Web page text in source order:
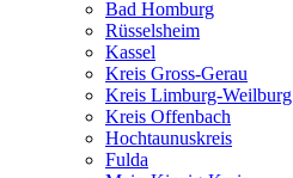
Bad Homburg
Rüsselsheim
Kassel
Kreis Gross-Gerau
Kreis Limburg-Weilburg
Kreis Offenbach
Hochtaunuskreis
Fulda